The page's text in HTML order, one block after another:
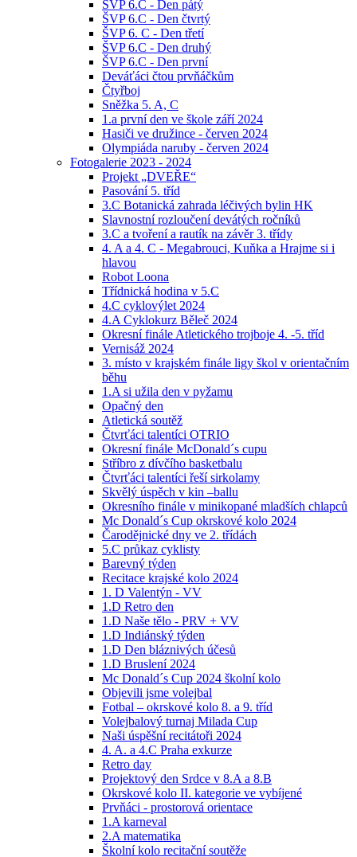
ŠVP 6.C - Den pátý
ŠVP 6.C - Den čtvrtý
ŠVP 6. C - Den třetí
ŠVP 6.C - Den druhý
ŠVP 6.C - Den první
Deváťáci čtou prvňáčkům
Čtyřboj
Sněžka 5. A, C
1.a první den ve škole září 2024
Hasiči ve družince - červen 2024
Olympiáda naruby - červen 2024
Fotogalerie 2023 - 2024
Projekt „DVEŘE“
Pasování 5. tříd
3.C Botanická zahrada léčivých bylin HK
Slavnostní rozloučení devátých ročníků
3.C a tvoření a rautík na závěr 3. třídy
4. A a 4. C - Megabrouci, Kuňka a Hrajme si i
hlavou
Robot Loona
Třídnická hodina v 5.C
4.C cyklovýlet 2024
4.A Cyklokurz Běleč 2024
Okresní finále Atletického trojboje 4. -5. tříd
Vernisáž 2024
3. místo v krajském finále ligy škol v orientačním
běhu
1.A si užila den v pyžamu
Opačný den
Atletická soutěž
Čtvrťáci talentíci OTRIO
Okresní finále McDonald´s cupu
Stříbro z dívčího basketbalu
Čtvrťáci talentíci řeší sirkolamy
Skvělý úspěch v kin –ballu
Okresního finále v minikopané mladších chlapců
Mc Donald´s Cup okrskové kolo 2024
Čarodějnické dny ve 2. třídách
5.C průkaz cyklisty
Barevný týden
Recitace krajské kolo 2024
1. D Valentýn - VV
1.D Retro den
1.D Naše tělo - PRV + VV
1.D Indiánský týden
1.D Den bláznivých účesů
1.D Bruslení 2024
Mc Donald´s Cup 2024 školní kolo
Objevili jsme volejbal
Fotbal – okrskové kolo 8. a 9. tříd
Volejbalový turnaj Milada Cup
Naši úspěšní recitátoři 2024
4. A. a 4.C Praha exkurze
Retro day
Projektový den Srdce v 8.A a 8.B
Okrskové kolo II. kategorie ve vybíjené
Prvňáci - prostorová orientace
1.A karneval
2.A matematika
Školní kolo recitační soutěže